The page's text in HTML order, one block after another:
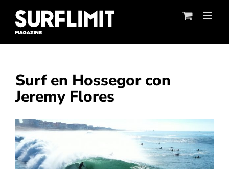
content
Surf en Hossegor con
Jeremy Flores
Ver
imagen
más
grande